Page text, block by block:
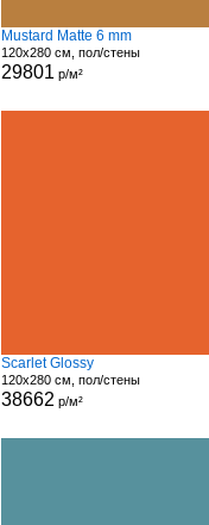
Mustard Matte 6 mm
120x280 см, пол/стены
29801 р/м²
Scarlet Glossy
120x280 см, пол/стены
38662 р/м²